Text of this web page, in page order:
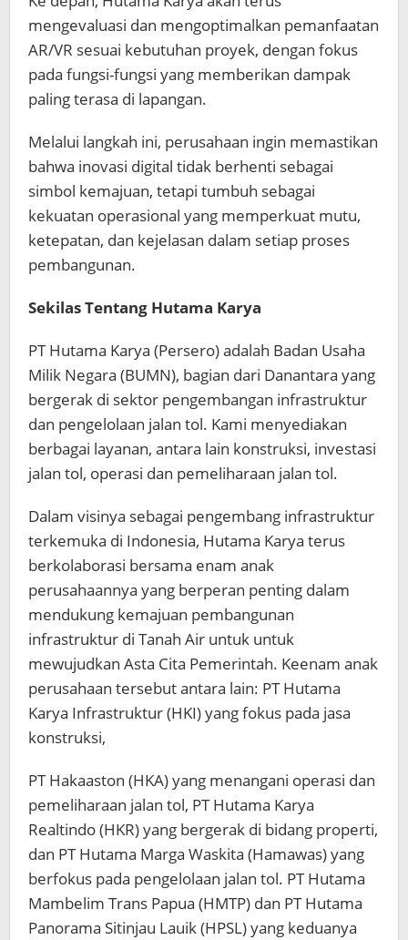
mengevaluasi dan mengoptimalkan pemanfaatan
AR/VR sesuai kebutuhan proyek, dengan fokus
pada fungsi-fungsi yang memberikan dampak
paling terasa di lapangan.
Melalui langkah ini, perusahaan ingin memastikan
bahwa inovasi digital tidak berhenti sebagai
simbol kemajuan, tetapi tumbuh sebagai
kekuatan operasional yang memperkuat mutu,
ketepatan, dan kejelasan dalam setiap proses
pembangunan.
Sekilas Tentang Hutama Karya
PT Hutama Karya (Persero) adalah Badan Usaha
Milik Negara (BUMN), bagian dari Danantara yang
bergerak di sektor pengembangan infrastruktur
dan pengelolaan jalan tol. Kami menyediakan
berbagai layanan, antara lain konstruksi, investasi
jalan tol, operasi dan pemeliharaan jalan tol.
Dalam visinya sebagai pengembang infrastruktur
terkemuka di Indonesia, Hutama Karya terus
berkolaborasi bersama enam anak
perusahaannya yang berperan penting dalam
mendukung kemajuan pembangunan
infrastruktur di Tanah Air untuk untuk
mewujudkan Asta Cita Pemerintah. Keenam anak
perusahaan tersebut antara lain: PT Hutama
Karya Infrastruktur (HKI) yang fokus pada jasa
konstruksi,
PT Hakaaston (HKA) yang menangani operasi dan
pemeliharaan jalan tol, PT Hutama Karya
Realtindo (HKR) yang bergerak di bidang properti,
dan PT Hutama Marga Waskita (Hamawas) yang
berfokus pada pengelolaan jalan tol. PT Hutama
Mambelim Trans Papua (HMTP) dan PT Hutama
Panorama Sitinjau Lauik (HPSL) yang keduanya